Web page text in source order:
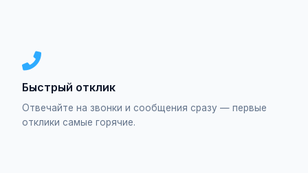
Быстрый отклик
Отвечайте на звонки и сообщения сразу — первые
отклики самые горячие.